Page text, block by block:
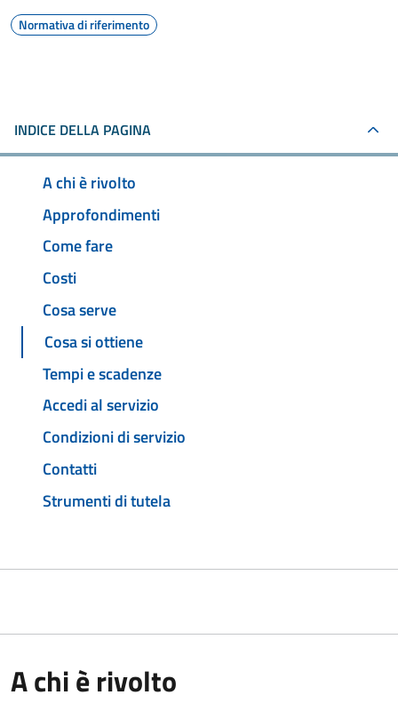
Normativa di riferimento
INDICE DELLA PAGINA
A chi è rivolto
Approfondimenti
Come fare
Costi
Cosa serve
Cosa si ottiene
Tempi e scadenze
Accedi al servizio
Condizioni di servizio
Contatti
Strumenti di tutela
A chi è rivolto